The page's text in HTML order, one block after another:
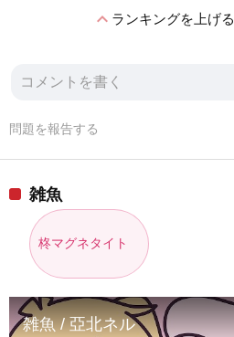
expand_lessランキングを上げる
問題を報告する
雑魚
柊マグネタイト
雑魚 / 亞北ネル